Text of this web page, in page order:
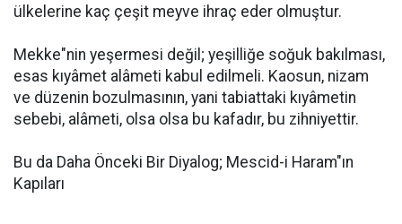
ülkelerine kaç çeşit meyve ihraç eder olmuştur.
Mekke"nin yeşermesi değil; yeşilliğe soğuk bakılması,
esas kıyâmet alâmeti kabul edilmeli. Kaosun, nizam
ve düzenin bozulmasının, yani tabiattaki kıyâmetin
sebebi, alâmeti, olsa olsa bu kafadır, bu zihniyettir.
Bu da Daha Önceki Bir Diyalog; Mescid-i Haram"ın
Kapıları